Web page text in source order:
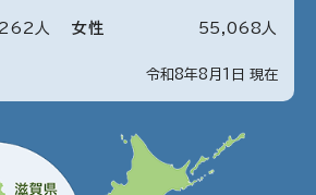
令和8年8月1日 現在
262 人 女性 55 068 人